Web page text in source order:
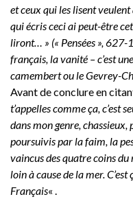
et ceux qui les lisent
qui écris ceci ai peut-être
liront… » (« Pensées », 627-
français, la vanité – c’est
camembert ou le Gevrey-
Avant de conclure en
t’appelles comme ça, c’est
dans mon genre,
poursuivis par la faim, la
vaincus des quatre coins
loin à cause de la mer. C’est
Français« .